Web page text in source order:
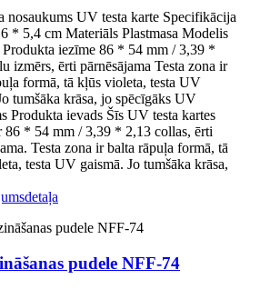
nosaukums UV testa karte Specifikācija
* 5,4 cm Materiāls Plastmasa Modelis
iezīme 86 * 54 mm / 3,39 *
izmērs, ērti pārnēsājama Testa zona ir
formā, tā kļūs violeta, testa UV
tumšāka krāsa, jo spēcīgāks UV
Produkta ievads Šīs UV testa kartes
86 * 54 mm / 3,39 * 2,13 collas, ērti
Testa zona ir balta rāpuļa formā, tā
testa UV gaismā. Jo tumšāka krāsa,
detaļa
pudele NFF-74